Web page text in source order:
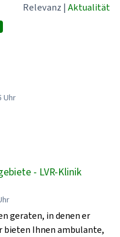
Relevanz | Aktualität
Uhr
- LVR-Klinik
geraten, in denen er
bieten Ihnen ambulante,